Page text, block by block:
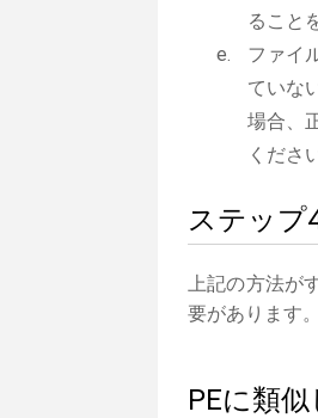
ること
ファイ
ていな
場合、
くださ
ステップ
上記の方法が
要があります。
PEに類